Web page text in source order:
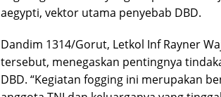
aegypti, vektor utama penyebab DBD.
Dandim 1314/Gorut, Letkol Inf Rayner
tersebut, menegaskan pentingnya
DBD. “Kegiatan fogging ini merupakan